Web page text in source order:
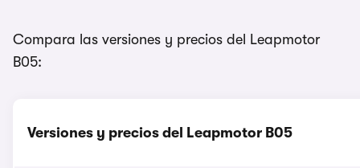
Compara las versiones y precios del Leapmotor
B05:
Versiones y precios del Leapmotor B05